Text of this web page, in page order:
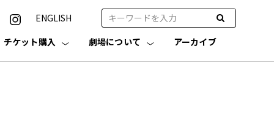
ENGLISH
チケット購入 劇場について アーカイブ